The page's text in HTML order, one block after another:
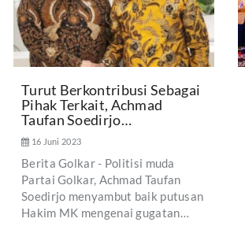
Turut Berkontribusi Sebagai
Pihak Terkait, Achmad
Taufan Soedirjo…
16 Juni 2023
Berita Golkar - Politisi muda
Partai Golkar, Achmad Taufan
Soedirjo menyambut baik putusan
Hakim MK mengenai gugatan…